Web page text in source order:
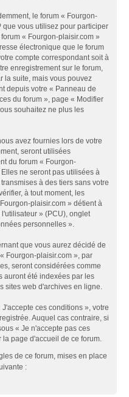
le forum « Fourgon-
que vous utilisez pour participer
« Fourgon-plaisir.com »
électronique que le forum
compte correspondant soit à
enregistrement sur le forum,
la suite, mais vous pouvez
depuis votre « Panneau de
du forum », page « Modifier
souhaitez ne plus les
avez fournies lors de votre
seront utilisées
du forum « Fourgon-
ne seront pas utilisées à
à des tiers sans votre
à tout moment, les
plaisir.com » détient à
» (PCU), onglet
personnelles ».
que vous aurez décidé de
Fourgon-plaisir.com », par
seront considérées comme
auront été indexées par les
sites web d'archives en ligne.
ces conditions », votre
Auquel cas contraire, si
« Je n'accepte pas ces
page d'accueil de ce forum.
de ce forum, mises en place
: